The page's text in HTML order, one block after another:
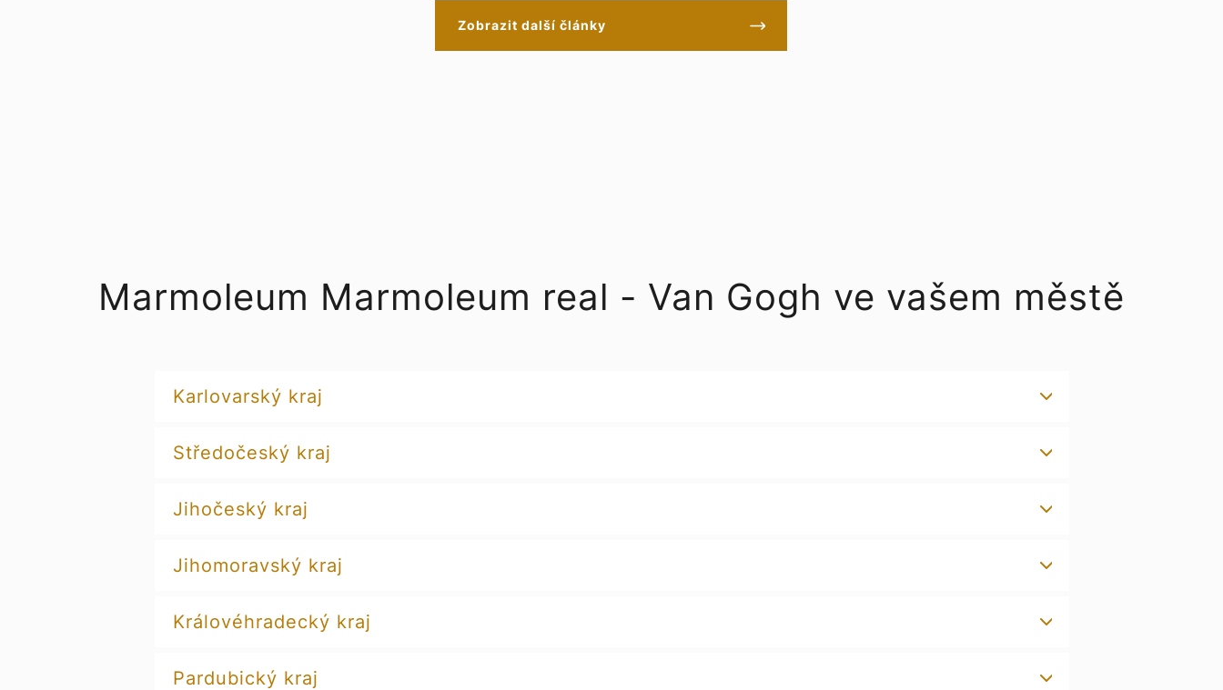
Zobrazit další články
Marmoleum Marmoleum real - Van Gogh ve vašem městě
Karlovarský kraj
Středočeský kraj
Jihočeský kraj
Jihomoravský kraj
Královéhradecký kraj
Pardubický kraj